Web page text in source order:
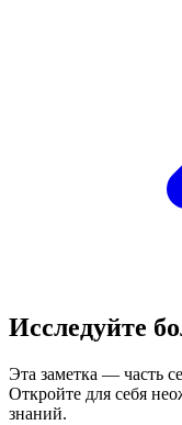
Исследуйте
Эта заметка — часть
Откройте для себя
знаний.